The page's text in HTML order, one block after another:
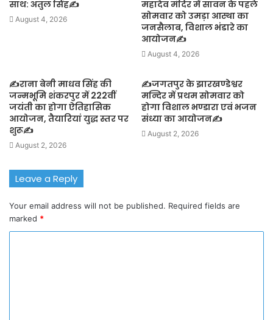
साथ: अतुल सिंह✍️
August 4, 2026
महादेव मंदिर में सावन के पहले
सोमवार को उमड़ा आस्था का
जनसैलाब, विशाल भंडारे का
आयोजन✍️
August 4, 2026
✍️राना बेनी माधव सिंह की
जन्मभूमि शंकरपुर में 222वीं
जयंती का होगा ऐतिहासिक
आयोजन, तैयारियां युद्ध स्तर पर
शुरू✍️
August 2, 2026
✍️जगतपुर के झारखण्डेश्वर
मन्दिर में प्रथम सोमवार को
होगा विशाल भण्डारा एवं भजन
संध्या का आयोजन✍️
August 2, 2026
Leave a Reply
Your email address will not be published. Required fields are
marked *